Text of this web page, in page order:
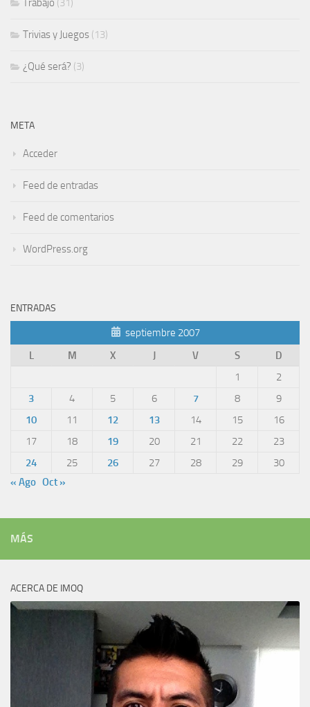
Trabajo (31)
Trivias y Juegos (13)
¿Qué será? (3)
META
Acceder
Feed de entradas
Feed de comentarios
WordPress.org
ENTRADAS
septiembre 2007
L
M X J V S
D
1
2
3
4 5 6 7 8
9
10
11 12 13 14 15
16
17
18 19 20 21 22
23
24
25 26 27 28 29
30
« Ago Oct »
MÁS
ACERCA DE IMOQ